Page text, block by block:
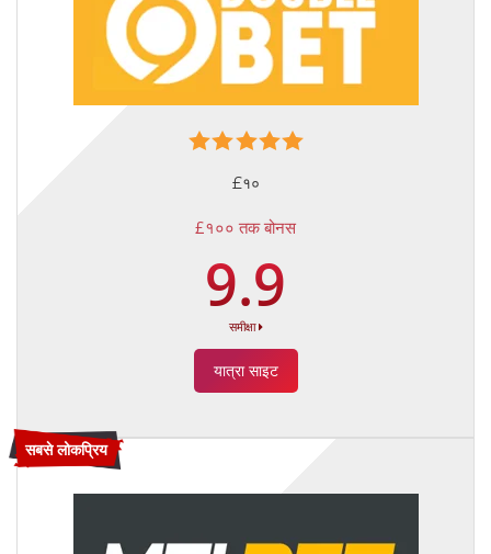
£१०
£१०० तक बोनस
9.9
समीक्षा
यात्रा साइट
सबसे लोकप्रिय